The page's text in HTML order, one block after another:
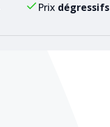
Prix dégressifs